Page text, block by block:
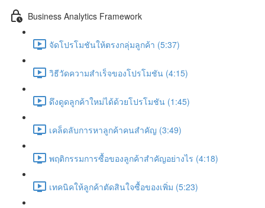
Business Analytics Framework
จัดโปรโมชันให้ตรงกลุ่มลูกค้า (5:37)
วิธีวัดความสำเร็จของโปรโมชัน (4:15)
ดึงดูดลูกค้าใหม่ได้ด้วยโปรโมชัน (1:45)
เคล็ดลับการหาลูกค้าคนสำคัญ (3:49)
พฤติกรรมการซื้อของลูกค้าสำคัญอย่างไร (4:18)
เทคนิคให้ลูกค้าตัดสินใจซื้อของเพิ่ม (5:23)